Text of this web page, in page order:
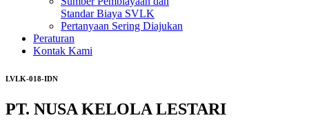
Standar Biaya SVLK
Pertanyaan Sering Diajukan
Peraturan
Kontak Kami
LVLK-018-IDN
PT. NUSA KELOLA LESTARI